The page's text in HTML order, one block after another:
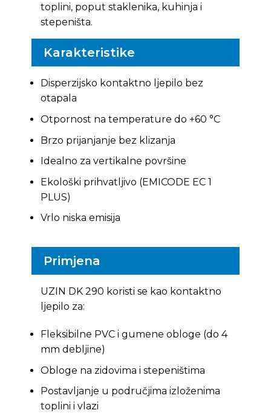
toplini, poput staklenika, kuhinja i
stepeništa.
Karakteristike
Disperzijsko kontaktno ljepilo bez
otapala
Otpornost na temperature do +60 °C
Brzo prijanjanje bez klizanja
Idealno za vertikalne površine
Ekološki prihvatljivo (EMICODE EC 1
PLUS)
Vrlo niska emisija
Primjena
UZIN DK 290 koristi se kao kontaktno
ljepilo za:
Fleksibilne PVC i gumene obloge (do 4
mm debljine)
Obloge na zidovima i stepeništima
Postavljanje u područjima izloženima
toplini i vlazi